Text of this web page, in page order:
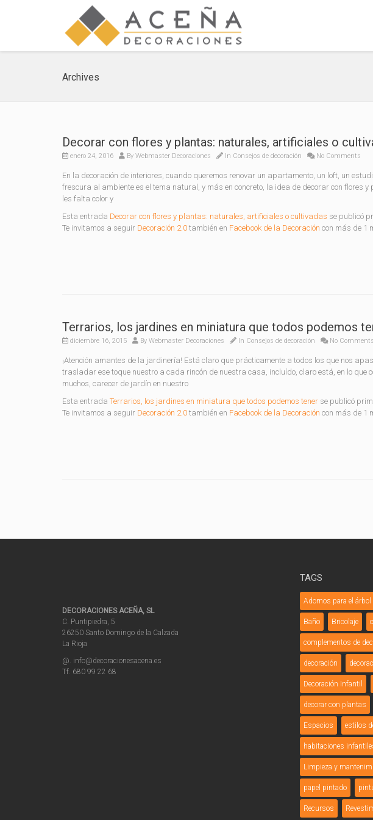
Archives
Decorar con flores y plantas: naturales, artificiales o
enero 24, 2016 By Webmaster Decoraciones In Consejos de decoración No Comments
En la decoración de interiores, cuando queremos renovar un apartamento, un loft, un
frescura al ambiente es el tema natural, y más en concreto, la idea de decorar con flores
les falta color y
Esta entrada Decorar con flores y plantas: naturales, artificiales o cultivadas se publicó
Te invitamos a seguir Decoración 2.0 también en Facebook de la Decoración con más de 1
Terrarios, los jardines en miniatura que todos podemos
diciembre 16, 2015 By Webmaster Decoraciones In Consejos de decoración No Comments
¡Atención amantes de la jardinería! Está claro que prácticamente a todos los que nos
trasladar ese toque nuestro a cada rincón de nuestra casa, incluído, claro está, en lo
muchos, carecer de jardín en nuestro
Esta entrada Terrarios, los jardines en miniatura que todos podemos tener se publicó
Te invitamos a seguir Decoración 2.0 también en Facebook de la Decoración con más de 1
DECORACIONES ACEÑA, SL
C. Puntipiedra, 5
26250 Santo Domingo de la Calzada
La Rioja
@. info@decoracionesacena.es
Tf. 680 99 22 68
TAGS
Adornos para el árbol
Baño Bricolaje
complementos de
decoración
Decoración Infantil
decorar con plantas
Espacios estilos
habitaciones
Limpieza y
papel pintado
Recursos